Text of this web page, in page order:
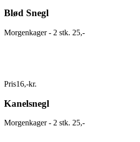
Blød Snegl
Morgenkager - 2 stk. 25,-
Pris16,-kr.
Kanelsnegl
Morgenkager - 2 stk. 25,-